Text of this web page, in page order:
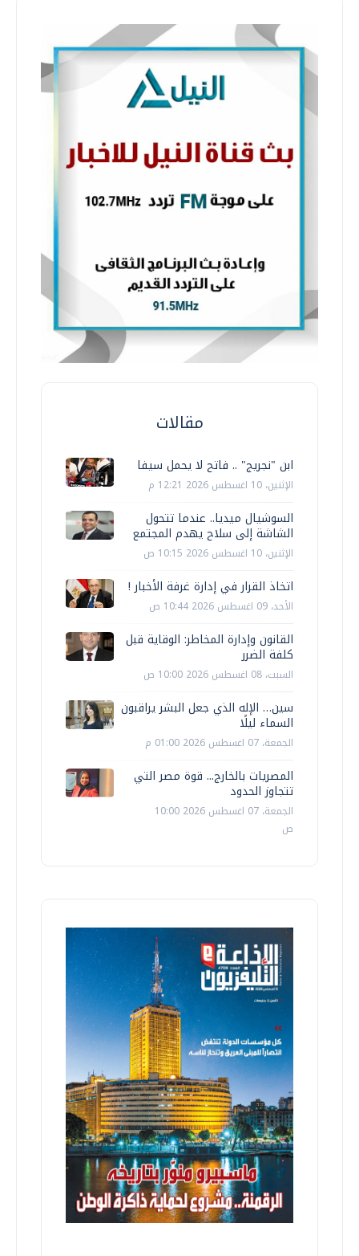
مقالات
ابن "نجريج" .. فاتح لا يحمل سيفا
الإثنين، 10 اغسطس 2026 12:21 م
السوشيال ميديا.. عندما تتحول
الشاشة إلى سلاح يهدم المجتمع
الإثنين، 10 اغسطس 2026 10:15 ص
اتخاذ القرار في إدارة غرفة الأخبار !
الأحد، 09 اغسطس 2026 10:44 ص
القانون وإدارة المخاطر: الوقاية قبل
كلفة الضرر
السبت، 08 اغسطس 2026 10:00 ص
سين… الإله الذي جعل البشر يراقبون
السماء ليلًا
الجمعة، 07 اغسطس 2026 01:00 م
المصريات بالخارج... قوة مصر التي
تتجاوز الحدود
الجمعة، 07 اغسطس 2026 10:00
ص